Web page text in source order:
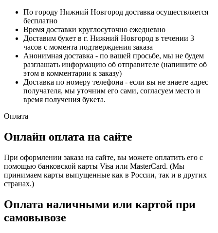
По городу Нижний Новгород доставка осуществляется
бесплатно
Время доставки круглосуточно ежедневно
Доставим букет в г. Нижний Новгород в течении 3
часов с момента подтверждения заказа
Анонимная доставка - по вашей просьбе, мы не будем
разглашать информацию об отправителе (напишите об
этом в комментарии к заказу)
Доставка по номеру телефона - если вы не знаете адрес
получателя, мы уточним его сами, согласуем место и
время получения букета.
Оплата
Онлайн оплата на сайте
При оформлении заказа на сайте, вы можете оплатить его с
помощью банковской карты Visa или MasterCard. (Мы
принимаем карты выпущенные как в России, так и в других
странах.)
Оплата наличными или картой при
самовывозе